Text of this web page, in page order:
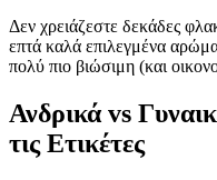
Δεν χρειάζεστε δεκάδες
επτά καλά επιλεγμένα
πολύ πιο βιώσιμη (και
Ανδρικά vs
τις Ετικέτες